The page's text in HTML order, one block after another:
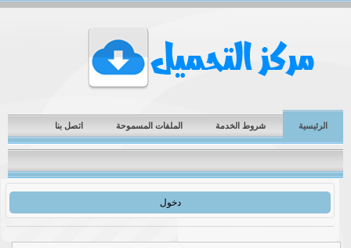
الرئيسية شروط الخدمة الملفات المسموحة اتصل بنا
دخول